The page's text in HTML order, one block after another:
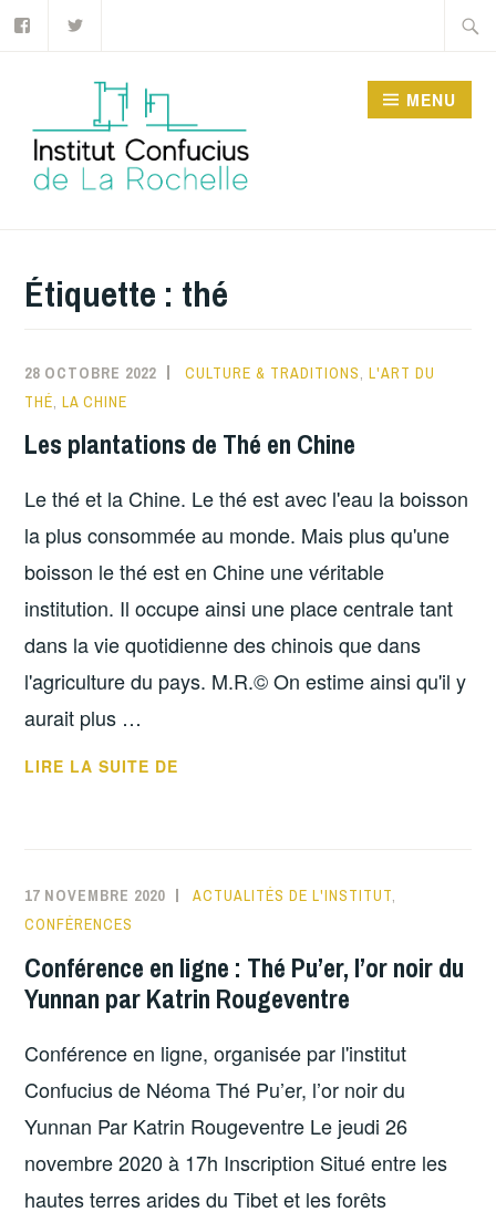
Accéder
DE LA ROCHELLE
MENU
Étiquette : thé
28 OCTOBRE 2022 CULTURE & TRADITIONS,L'ART DU
THÉ,LA CHINE
Les plantations de Thé en Chine
Le thé et la Chine. Le thé est avec l'eau la boisson
la plus consommée au monde. Mais plus qu'une
boisson le thé est en Chine une véritable
institution. Il occupe ainsi une place centrale tant
dans la vie quotidienne des chinois que dans
l'agriculture du pays. M.R.© On estime ainsi qu'il y
aurait plus …
LIRE LA SUITE DE
CHINE
17 NOVEMBRE 2020 ACTUALITÉS DE L'INSTITUT,
CONFÉRENCES
Conférence en ligne : Thé Pu’er, l’or noir du
Yunnan par Katrin Rougeventre
Conférence en ligne, organisée par l'institut
Confucius de Néoma Thé Pu’er, l’or noir du
Yunnan Par Katrin Rougeventre Le jeudi 26
novembre 2020 à 17h Inscription Situé entre les
hautes terres arides du Tibet et les forêts